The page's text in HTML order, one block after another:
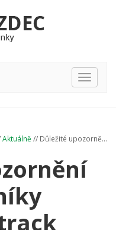
Hlavní
nabídka
Aktuálně // Důležité upozorně...